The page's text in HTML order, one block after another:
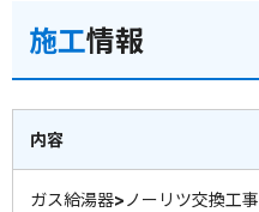
施工情報
内容
ガス給湯器>ノーリツ交換工事